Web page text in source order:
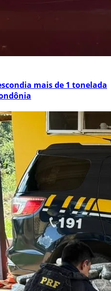
mais de 1 tonelada